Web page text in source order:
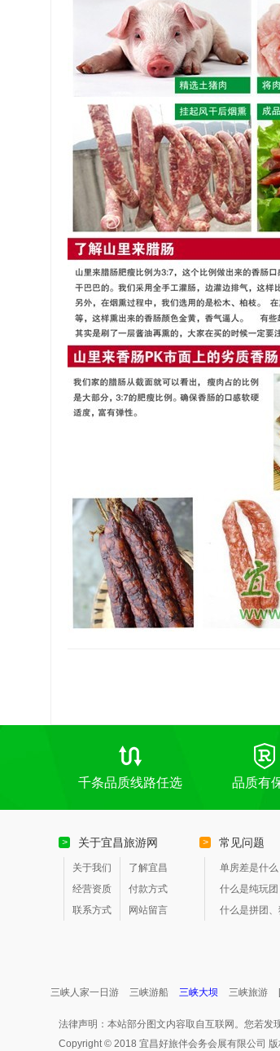
千条品质线路任选 品质有
> 关于宜昌旅游网
关于我们
了解宜昌
经营资质
付款方式
联系方式
网站留言
> 常见问题
单房差是什么
什么是纯玩团
三峡人家一日游 三峡游船 三峡大坝 三峡旅游
法律声明：本站部分图文内容取自互联网。您若发
Copyright © 2018 宜昌好旅伴会务会展有限公司